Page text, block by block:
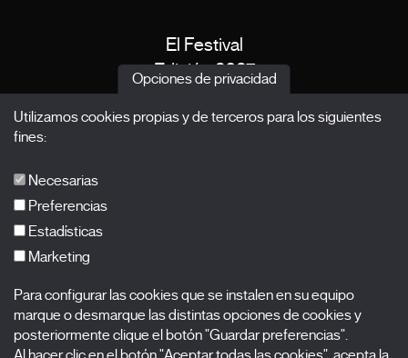
El Festival
Edición 2027
Acreditaciones
Nombre
Apellidos
Opciones de privacidad
Utilizamos cookies propias y de terceros para los siguientes
fines:
Necesarias
Preferencias
Estadísticas
Marketing
Para configurar las cookies que se instalen en su equipo
marque o desmarque las distintas opciones de cookies y
posteriormente clique el botón "Guardar preferencias".